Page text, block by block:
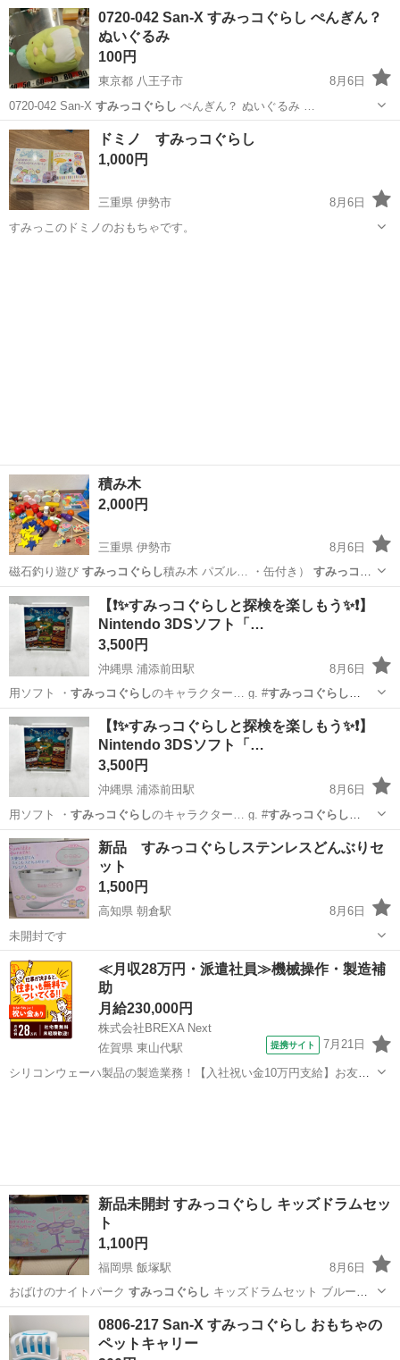
東京 八王子市 すみっコぐらし
0720-042 San-X すみっコぐらし ぺんぎん？
ぬいぐるみ
100円
東京都 八王子市
8月6日
0720-042 San-X すみっコぐらし
東京 八王子市 おもちゃ San
ドミノ すみっコぐらし
1,000円
三重県 伊勢市
8月6日
すみっこのドミノのおもちゃです。
積み木
2,000円
三重県 伊勢市
8月6日
磁石釣り遊び すみっコぐらし積み木 パズル… ・缶付き） すみっコぐ
らしの木製パーツ・…
三重 伊勢市 パズル
【❗️✨すみっコぐらしと探検を楽しもう✨❗️】
Nintendo 3DSソフト「…
3,500円
沖縄県 浦添前田駅
8月6日
用ソフト ・ すみっコぐらし のキャラクター… g. #すみっコぐらし
#Ninte…
沖縄 浦添市 浦添前田駅 ポータブルゲーム
すみっコぐらし
【❗️✨すみっコぐらしと探検を楽しもう✨❗️】
Nintendo 3DSソフト「…
3,500円
沖縄県 浦添前田駅
8月6日
用ソフト ・ すみっコぐらし のキャラクター… g. #すみっコぐらし
#Ninte…
沖縄 浦添市 浦添前田駅 ポータブルゲーム
新品 すみっコぐらしステンレスどんぶりセ
ット
1,500円
高知県 朝倉駅
8月6日
未開封です
高知 高知市 朝倉駅 食器
≪月収28万円・派遣社員≫機械操作・製造補
助
月給230,000円
株式会社BREXA Next
佐賀県 東山代駅
提携サイト 7月21日
シリコンウェーハ製品の製造業務！【入社祝い金10万円支給】お友達
新品未開封 すみっコぐらし キッズドラムセッ
ト
1,100円
福岡県 飯塚駅
8月6日
おばけのナイトパーク すみっコぐらし キッズドラムセット ブルーで
す …
福岡 飯塚市 飯塚駅 その他 ドラムセット
0806-217 San-X すみっコぐらし おもちゃの
ペットキャリー